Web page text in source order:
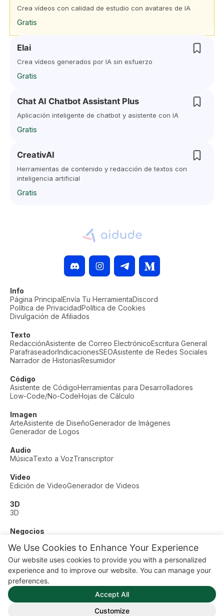
We Use Cookies to Enhance Your Experience
Our website uses cookies to provide you with a personalized
experience and to improve our website. You can manage your
preferences.
Accept All
Customize
Crea vídeos con calidad de estudio con avatares de IA
Gratis
Elai
Crea vídeos generados por IA sin esfuerzo
Gratis
Chat AI Chatbot Assistant Plus
Aplicación inteligente de chatbot y asistente con IA
Gratis
CreativAI
Herramientas de contenido y redacción de textos con
inteligencia artificial
Gratis
Info
Página PrincipalEnvía Tu HerramientaDiscord
Política de PrivacidadPolítica de Cookies
Divulgación de Afiliados
Texto
RedacciónAsistente de Correo ElectrónicoEscritura General
ParafraseadorIndicacionesSEOAsistente de Redes Sociales
Narrador de HistoriasResumidor
Código
Asistente de CódigoHerramientas para Desarrolladores
Low-Code/No-CodeHojas de Cálculo
Imagen
ArteAsistente de DiseñoGenerador de Imágenes
Generador de Logos
Audio
MúsicaTexto a VozTranscriptor
Video
Edición de VideoGenerador de Videos
3D
3D
Negocios
Otros
Educación Fitness
© AI Dude, on your service since 2023. All rights reserved.
Manage Cookies
Algunos enlaces en este sitio son enlaces de afiliado. Esto
significa que podemos ganar una comisión si haces clic y